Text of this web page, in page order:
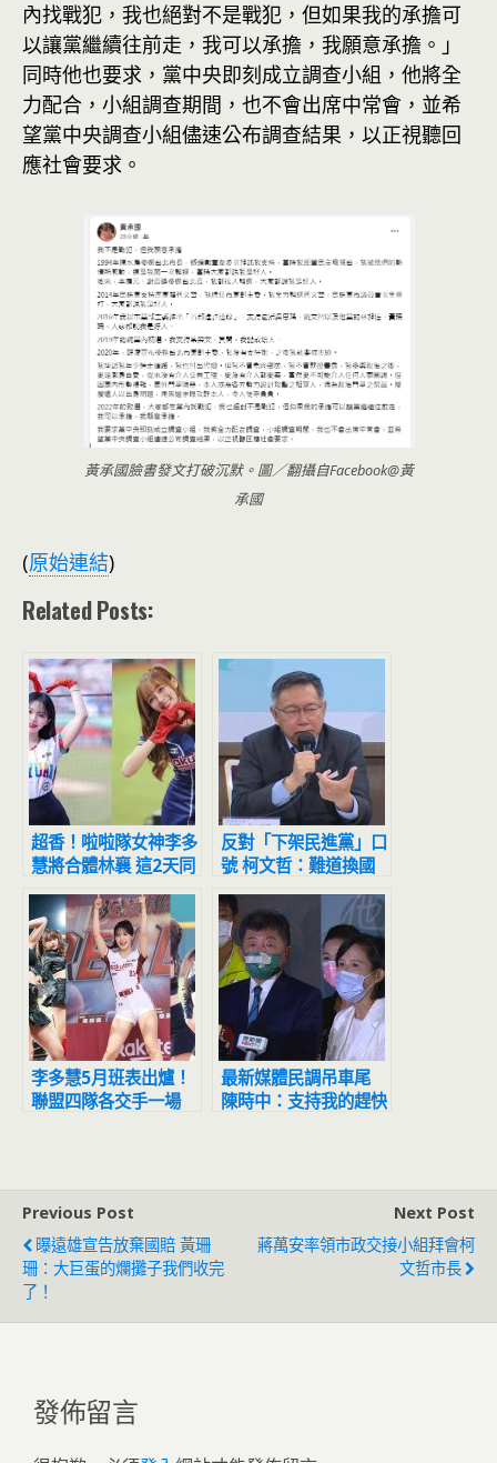
內找戰犯，我也絕對不是戰犯，但如果我的承擔可
以讓黨繼續往前走，我可以承擔，我願意承擔。」
同時他也要求，黨中央即刻成立調查小組，他將全
力配合，小組調查期間，也不會出席中常會，並希
望黨中央調查小組儘速公布調查結果，以正視聽回
應社會要求。
黃承國臉書發文打破沉默。圖／翻攝自Facebook@黃
承國
(原始連結)
Related Posts:
超香！啦啦隊女神李多
慧將合體林襄 這2天同
場應援
反對「下架民進黨」口
號 柯文哲：難道換國
民黨上來貪污腐敗？
李多慧5月班表出爐！
聯盟四隊各交手一場
最新媒體民調吊車尾
陳時中：支持我的趕快
Previous Post
曝遠雄宣告放棄國賠 黃珊
珊：大巨蛋的爛攤子我們收完
了！
Next Post
蔣萬安率領市政交接小組拜會柯
文哲市長
發佈留言